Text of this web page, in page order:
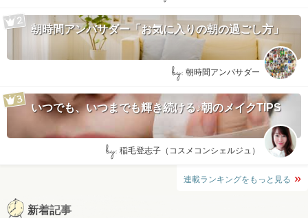
朝時間アンバサダー「お気に入りの朝の過ごし方」
by: 朝時間アンバサダー
いつでも、いつまでも輝き続ける♪朝のメイクTIPS
by: 稲毛登志子（コスメコンシェルジュ）
連載ランキングをもっと見る
新着記事